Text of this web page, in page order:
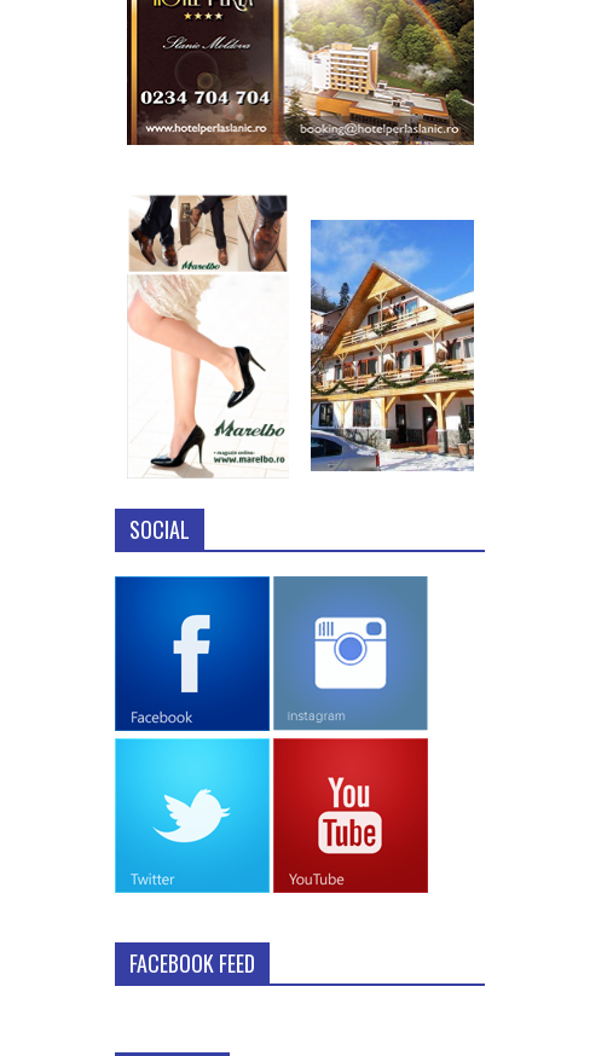
SOCIAL
FACEBOOK FEED